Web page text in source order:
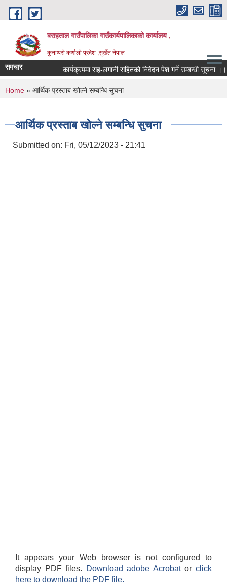
Skip to main content
बराहताल गाउँपालिका गाउँकार्यपालिकाको कार्यालय ,
कुनाथरी कर्णाली प्रदेश ,सुर्खेत नेपाल
समचार कार्यक्रममा सह-लगानी सहितको निवेदन पेश गर्ने सम्बन्धी सूचना ।।।
You are here
Home » आर्थिक प्रस्ताब खोल्ने सम्बन्धि सुचना
आर्थिक प्रस्ताब खोल्ने सम्बन्धि सुचना
Submitted on: Fri, 05/12/2023 - 21:41
It appears your Web browser is not configured to
display PDF files.
Download adobe Acrobatorclick
here to download the PDF file.